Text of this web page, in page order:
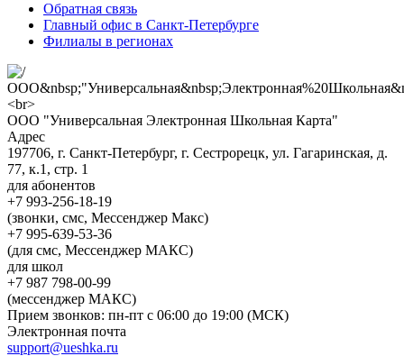
Обратная связь
Главный офис в Санкт-Петербурге
Филиалы в регионах
ООО "Универсальная Электронная Школьная Карта"
Адрес
197706, г. Санкт-Петербург, г. Сестрорецк, ул. Гагаринская, д.
77, к.1, стр. 1
для абонентов
+7 993-256-18-19
(звонки, смс, Мессенджер Макс)
+7 995-639-53-36
(для смс, Мессенджер МАКС)
для школ
+7 987 798-00-99
(мессенджер МАКС)
Прием звонков: пн-пт с 06:00 до 19:00 (МСК)
Электронная почта
support@ueshka.ru